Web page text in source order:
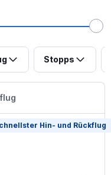
Stopps
Hin- und Rückflug